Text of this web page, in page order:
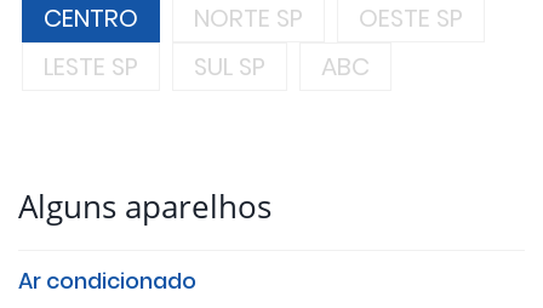
CENTRO NORTE SP
OESTE SP
LESTE SP
SUL SP ABC
Alguns aparelhos
Ar condicionado